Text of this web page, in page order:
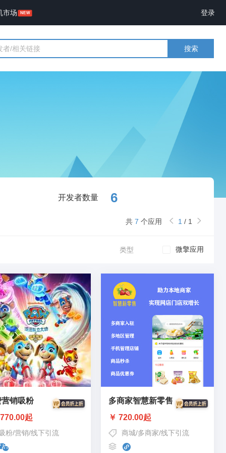
市场 登录
搜索
开发者数量 6
共 7 个应用 1 / 1
类型 微擎应用
销吸粉
起
粉/营销/线下引流
多商家智慧新零售
￥ 720.00起
商城/多商家/线下引流